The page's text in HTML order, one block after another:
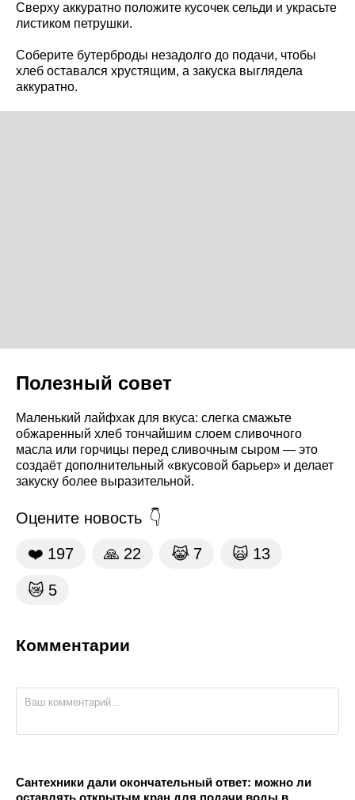
Сверху аккуратно положите кусочек сельди и украсьте
листиком петрушки.
Соберите бутерброды незадолго до подачи, чтобы
хлеб оставался хрустящим, а закуска выглядела
аккуратно.
Полезный совет
Маленький лайфхак для вкуса: слегка смажьте
обжаренный хлеб тончайшим слоем сливочного
масла или горчицы перед сливочным сыром — это
создаёт дополнительный «вкусовой барьер» и делает
закуску более выразительной.
Оцените новость
❤️ 197 🙏 22 😹 7 🙀 13
😿 5
Комментарии
Сантехники дали окончательный ответ: можно ли